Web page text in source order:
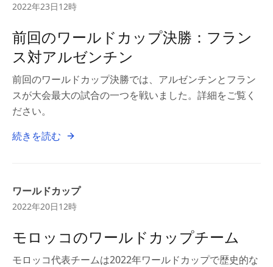
2022年23日12時
前回のワールドカップ決勝：フラン
ス対アルゼンチン
前回のワールドカップ決勝では、アルゼンチンとフラン
スが大会最大の試合の一つを戦いました。詳細をご覧く
ださい。
続きを読む
ワールドカップ
2022年20日12時
モロッコのワールドカップチーム
モロッコ代表チームは2022年ワールドカップで歴史的な